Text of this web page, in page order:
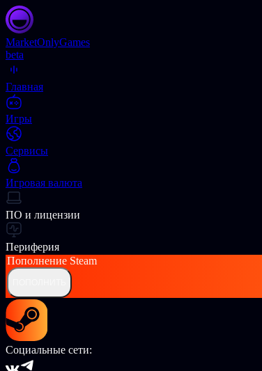
MarketOnlyGames
beta
Главная
Игры
Сервисы
Игровая валюта
ПО и лицензии
Периферия
Пополнение Steam
Социальные сети: